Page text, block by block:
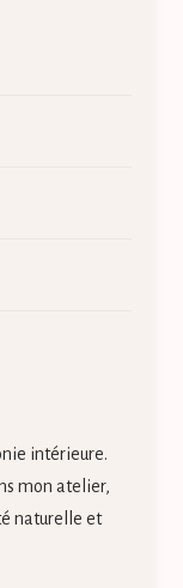
intérieure.
mon atelier,
naturelle et